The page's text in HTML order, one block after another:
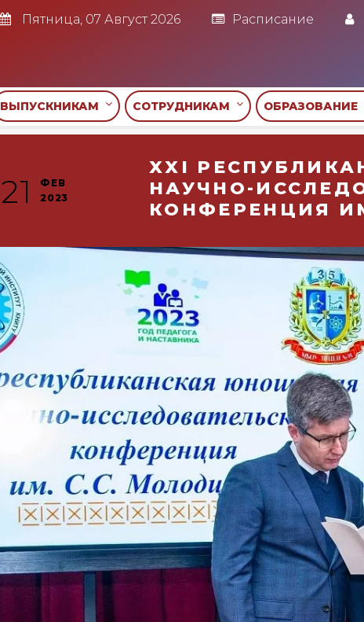
Пятница, 07 Август 2026 Расписание
ВЫПУСКНИКАМ СОТРУДНИКАМ ОБРАЗОВАНИЕ
XXI
НАУЧНО-
КОНФЕРЕНЦИЯ
21
ФЕВ
2023